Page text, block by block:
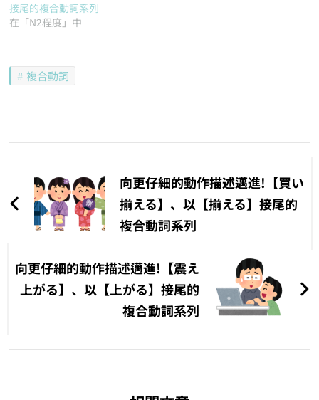
接尾的複合動詞系列
在「N2程度」中
複合動詞
導
向更仔細的動作描述邁進!【買い
揃える】、以【揃える】接尾的
複合動詞系列
向更仔細的動作描述邁進!【震え
上がる】、以【上がる】接尾的
複合動詞系列